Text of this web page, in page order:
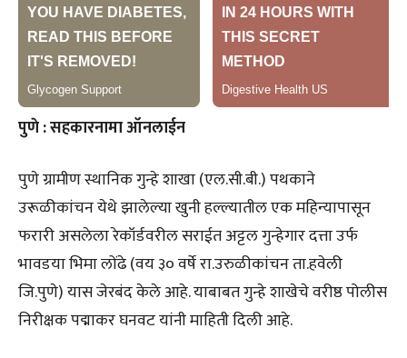
पुणे : सहकारनामा ऑनलाईन
पुणे ग्रामीण स्थानिक गुन्हे शाखा (एल.सी.बी.) पथकाने
उरूळीकांचन येथे झालेल्या खुनी हल्ल्यातील एक महिन्यापासून
फरारी असलेला रेकॉर्डवरील सराईत अट्टल गुन्हेगार दत्ता उर्फ
भावडया भिमा लोंढे (वय ३० वर्षे रा.उरुळीकांचन ता.हवेली
जि.पुणे) यास जेरबंद केले आहे. याबाबत गुन्हे शाखेचे वरीष्ठ पोलीस
निरीक्षक पद्माकर घनवट यांनी माहिती दिली आहे.